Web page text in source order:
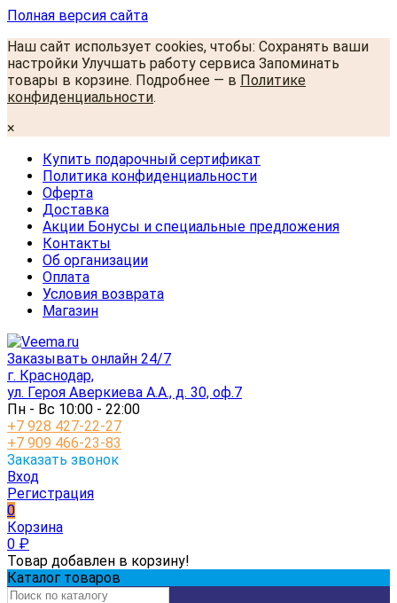
Полная версия сайта
Наш сайт использует cookies, чтобы: Сохранять ваши
настройки Улучшать работу сервиса Запоминать
товары в корзине. Подробнее — в Политике
конфиденциальности.
×
Купить подарочный сертификат
Политика конфиденциальности
Оферта
Доставка
Акции Бонусы и специальные предложения
Контакты
Об организации
Оплата
Условия возврата
Магазин
Заказывать онлайн 24/7
г. Краснодар,
ул. Героя Аверкиева А.А., д. 30, оф.7
Пн - Вс 10:00 - 22:00
+7 928 427-22-27
+7 909 466-23-83
Заказать звонок
Вход
Регистрация
0
Корзина
0 ₽
Товар добавлен в корзину!
Каталог товаров